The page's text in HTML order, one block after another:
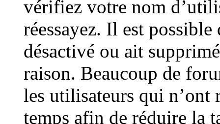
vérifiez votre nom
réessayez. Il est
désactivé ou ait
raison. Beaucoup de
les utilisateurs qui n’ont
temps afin de réduire la